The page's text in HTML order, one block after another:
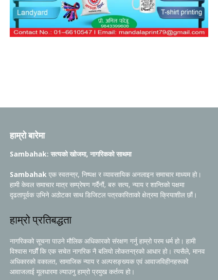
हाम्रो बारेमा
Sambahak: सत्यको खोजमा, नागरिकको साथमा
Sambahak एक स्वतन्त्र, निष्पक्ष र व्यावसायिक अनलाइन समाचार माध्यम हो।
हामी केवल समाचार मात्र सम्प्रेषण गर्दैनौं, बरु सत्य, न्याय र शान्तिको पक्षमा
दृढतापूर्वक उभिने अठोटका साथ डिजिटल पत्रकारिताको क्षेत्रमा क्रियाशील छौं।
हाम्रो प्रतिबद्धता
नागरिकको सूचना पाउने मौलिक अधिकारको संरक्षण गर्नु हाम्रो परम धर्म हो। हामी
विश्वास गर्छौं कि एक सचेत नागरिक नै बलियो लोकतन्त्रको आधार हो। त्यसैले, मानव
अधिकारको वकालत, सामाजिक न्याय र अल्पसङ्ख्यक एवं आवाजविहीनहरूको
आवाजलाई मूलधारमा ल्याउनु हाम्रो प्रमुख कर्तव्य हो।